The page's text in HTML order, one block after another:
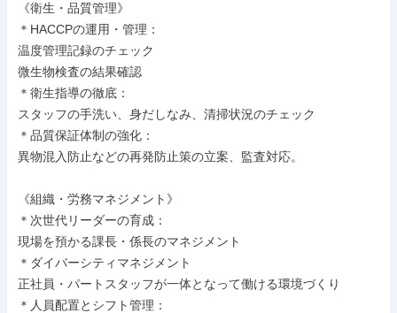
《衛生・品質管理》
＊HACCPの運用・管理：
温度管理記録のチェック
微生物検査の結果確認
＊衛生指導の徹底：
スタッフの手洗い、身だしなみ、清掃状況のチェック
＊品質保証体制の強化：
異物混入防止などの再発防止策の立案、監査対応。
《組織・労務マネジメント》
＊次世代リーダーの育成：
現場を預かる課長・係長のマネジメント
＊ダイバーシティマネジメント
正社員・パートスタッフが一体となって働ける環境づくり
＊人員配置とシフト管理：